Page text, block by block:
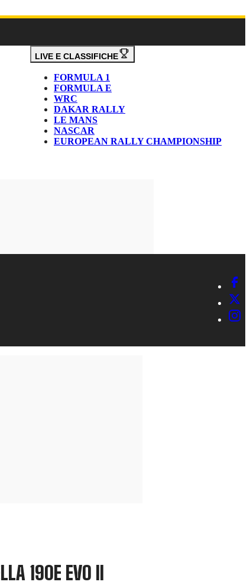
LIVE E CLASSIFICHE
FORMULA 1
FORMULA E
WRC
DAKAR RALLY
LE MANS
NASCAR
EUROPEAN RALLY CHAMPIONSHIP
190E EVO II